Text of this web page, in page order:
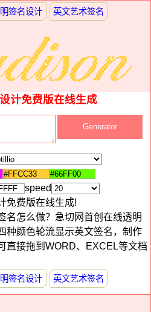
签名设计 英文艺术签名
计免费版在线生成
speed
免费版在线生成!
名怎么做？急切网首创在线透明
种颜色轮流显示英文签名，制作
直接拖到WORD、EXCEL等文档
签名设计 英文艺术签名